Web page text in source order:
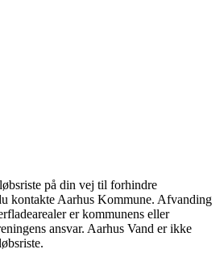
på din vej til forhindre
kontakte Aarhus Kommune. Afvanding
er kommunens eller
ansvar. Aarhus Vand er ikke